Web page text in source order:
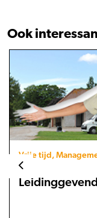
Ook
Vrije tijd,